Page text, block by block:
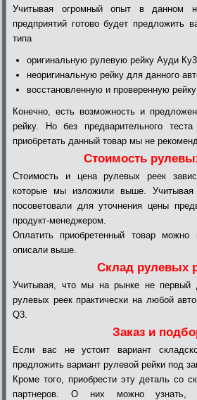
Учитывая огромный опыт в данном
предприятий готово будет предложить
типа
оригинальную рулевую рейку Ауди Ку3
неоригинальную рейку для данного
восстановленную и проверенную
Конечно, есть возможность и
рейку. Но без предварительного
приобретать данный товар мы не
Стоимость
Стоимость и цена рулевых реек
которые мы изложили выше.
посоветовали для уточнения цены
продукт-менеджером.
Оплатить приобретенный товар
описали выше.
Склад рулевых
Учитывая, что мы на рынке не
рулевых реек практически на любой
Q3.
Заказ и
Если вас не устоит вариант
предложить вариант рулевой рейки под
Кроме того, приобрести эту деталь со
партнеров. О них можно узнать,